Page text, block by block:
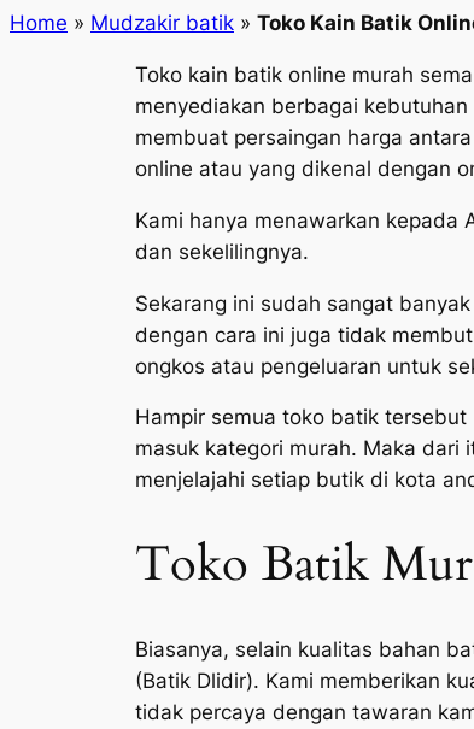
Home » Mudzakir batik » Toko Kain Batik
Toko kain batik online murah
menyediakan berbagai
membuat persaingan harga
online atau yang dikenal dengan
Kami hanya menawarkan kepada
dan sekelilingnya.
Sekarang ini sudah sangat
dengan cara ini juga tidak
ongkos atau pengeluaran untuk
Hampir semua toko batik
masuk kategori murah. Maka dari
menjelajahi setiap butik di kota
Toko Batik
Biasanya, selain kualitas bahan
(Batik Dlidir). Kami memberikan
tidak percaya dengan tawaran